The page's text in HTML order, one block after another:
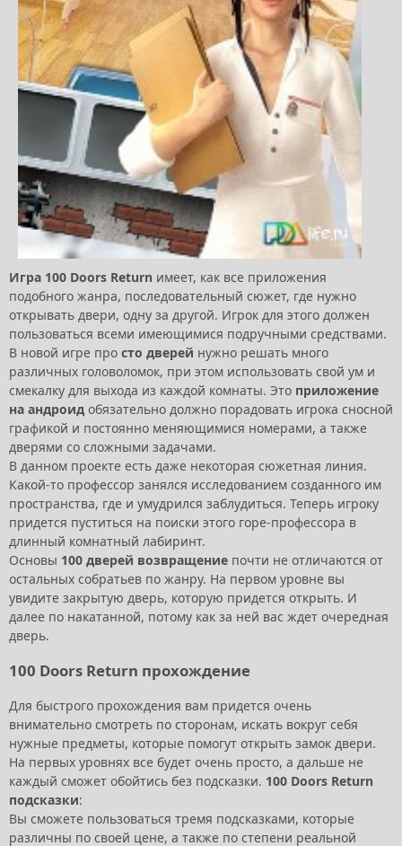
Игра 100 Doors Return имеет, как все приложения
подобного жанра, последовательный сюжет, где нужно
открывать двери, одну за другой. Игрок для этого должен
пользоваться всеми имеющимися подручными средствами.
В новой игре про сто дверей нужно решать много
различных головоломок, при этом использовать свой ум и
смекалку для выхода из каждой комнаты. Это приложение
на андроид обязательно должно порадовать игрока сносной
графикой и постоянно меняющимися номерами, а также
дверями со сложными задачами.
В данном проекте есть даже некоторая сюжетная линия.
Какой-то профессор занялся исследованием созданного им
пространства, где и умудрился заблудиться. Теперь игроку
придется пуститься на поиски этого горе-профессора в
длинный комнатный лабиринт.
Основы 100 дверей возвращение почти не отличаются от
остальных собратьев по жанру. На первом уровне вы
увидите закрытую дверь, которую придется открыть. И
далее по накатанной, потому как за ней вас ждет очередная
дверь.
100 Doors Return прохождение
Для быстрого прохождения вам придется очень
внимательно смотреть по сторонам, искать вокруг себя
нужные предметы, которые помогут открыть замок двери.
На первых уровнях все будет очень просто, а дальше не
каждый сможет обойтись без подсказки. 100 Doors Return
подсказки:
Вы сможете пользоваться тремя подсказками, которые
различны по своей цене, а также по степени реальной